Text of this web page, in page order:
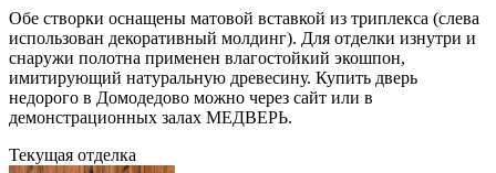
Обе створки оснащены матовой вставкой из триплекса (слева
использован декоративный молдинг). Для отделки изнутри и
снаружи полотна применен влагостойкий экошпон,
имитирующий натуральную древесину. Купить дверь
недорого в Домодедово можно через сайт или в
демонстрационных залах МЕДВЕРЬ.
Текущая отделка